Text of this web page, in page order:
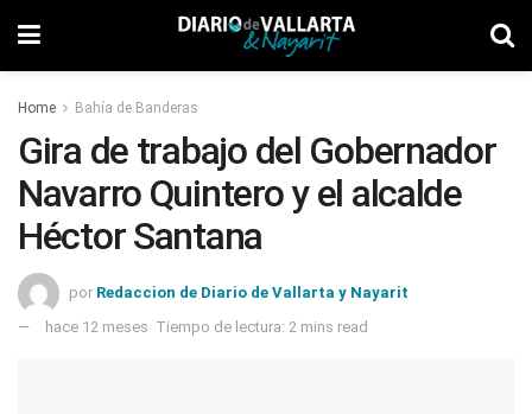
Home Bahía de Banderas
Gira de trabajo del Gobernador
Navarro Quintero y el alcalde
Héctor Santana
por Redaccion de Diario de Vallarta y Nayarit
hace 12 meses Tiempo de lectura: 2 mins read